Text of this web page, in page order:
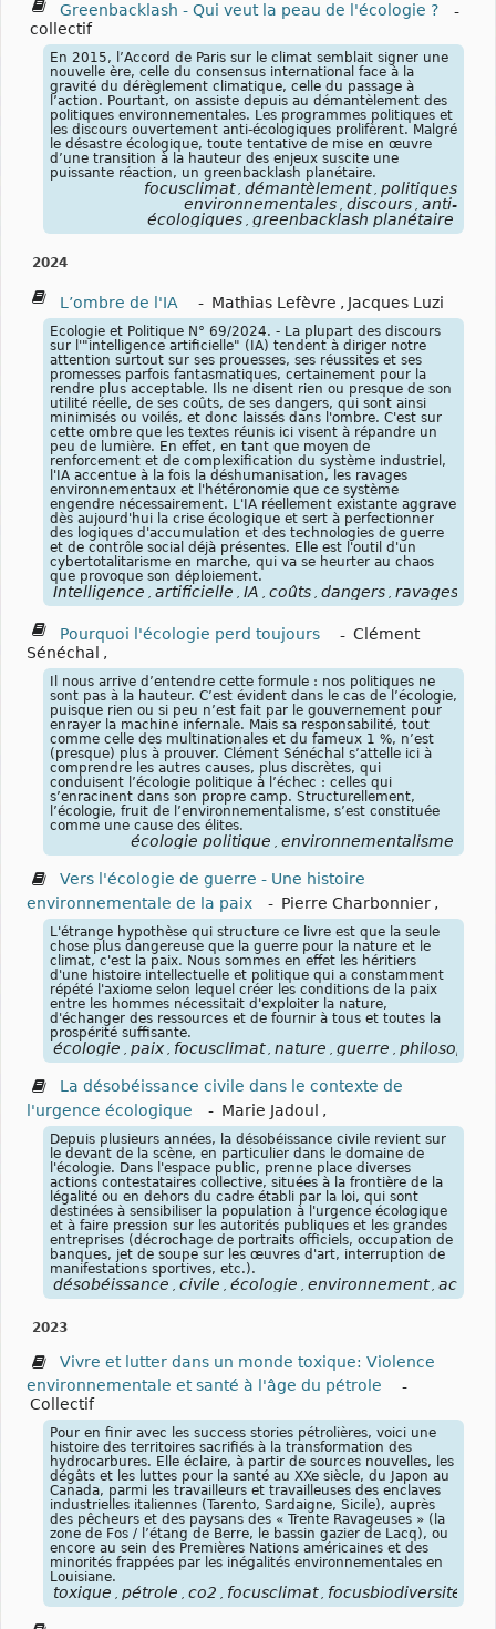
Greenbacklash - Qui veut la peau de l'écologie ?
-
collectif
En 2015, l’Accord de Paris sur le climat semblait signer une
nouvelle ère, celle du consensus international face à la
gravité du dérèglement climatique, celle du passage à
l’action. Pourtant, on assiste depuis au démantèlement des
politiques environnementales. Les programmes politiques et
les discours ouvertement anti-écologiques prolifèrent. Malgré
le désastre écologique, toute tentative de mise en œuvre
d’une transition à la hauteur des enjeux suscite une
puissante réaction, un greenbacklash planétaire.
focusclimat , démantèlement , politiques
environnementales , discours , anti-
écologiques , greenbacklash planétaire
2024
L’ombre de l'IA - Mathias Lefèvre , Jacques Luzi
Ecologie et Politique N° 69/2024. - La plupart des discours
sur l'"intelligence artificielle" (IA) tendent à diriger notre
attention surtout sur ses prouesses, ses réussites et ses
promesses parfois fantasmatiques, certainement pour la
rendre plus acceptable. Ils ne disent rien ou presque de son
utilité réelle, de ses coûts, de ses dangers, qui sont ainsi
minimisés ou voilés, et donc laissés dans l'ombre. C'est sur
cette ombre que les textes réunis ici visent à répandre un
peu de lumière. En effet, en tant que moyen de
renforcement et de complexification du système industriel,
l'IA accentue à la fois la déshumanisation, les ravages
environnementaux et l'hétéronomie que ce système
engendre nécessairement. L'IA réellement existante aggrave
dès aujourd'hui la crise écologique et sert à perfectionner
des logiques d'accumulation et des technologies de guerre
et de contrôle social déjà présentes. Elle est l'outil d'un
cybertotalitarisme en marche, qui va se heurter au chaos
que provoque son déploiement.
Intelligence artificielle IA coûts dangers ravages
Pourquoi l'écologie perd toujours - Clément
Sénéchal ,
Il nous arrive d’entendre cette formule : nos politiques ne
sont pas à la hauteur. C’est évident dans le cas de l’écologie,
puisque rien ou si peu n’est fait par le gouvernement pour
enrayer la machine infernale. Mais sa responsabilité, tout
comme celle des multinationales et du fameux 1 %, n’est
(presque) plus à prouver. Clément Sénéchal s’attelle ici à
comprendre les autres causes, plus discrètes, qui
conduisent l’écologie politique à l’échec : celles qui
s’enracinent dans son propre camp. Structurellement,
l’écologie, fruit de l’environnementalisme, s’est constituée
comme une cause des élites.
écologie politique , environnementalisme
Vers l'écologie de guerre - Une histoire
environnementale de la paix
- Pierre Charbonnier ,
L'étrange hypothèse qui structure ce livre est que la seule
chose plus dangereuse que la guerre pour la nature et le
climat, c'est la paix. Nous sommes en effet les héritiers
d'une histoire intellectuelle et politique qui a constamment
répété l'axiome selon lequel créer les conditions de la paix
entre les hommes nécessitait d'exploiter la nature,
d'échanger des ressources et de fournir à tous et toutes la
prospérité suffisante.
écologie paix focusclimat nature guerre philosophie
La désobéissance civile dans le contexte de
l'urgence écologique
- Marie Jadoul ,
Depuis plusieurs années, la désobéissance civile revient sur
le devant de la scène, en particulier dans le domaine de
l'écologie. Dans l'espace public, prenne place diverses
actions contestataires collective, situées à la frontière de la
légalité ou en dehors du cadre établi par la loi, qui sont
destinées à sensibiliser la population à l'urgence écologique
et à faire pression sur les autorités publiques et les grandes
entreprises (décrochage de portraits officiels, occupation de
banques, jet de soupe sur les œuvres d'art, interruption de
manifestations sportives, etc.).
désobéissance civile écologie environnement
2023
Vivre et lutter dans un monde toxique: Violence
environnementale et santé à l'âge du pétrole
-
Collectif
Pour en finir avec les success stories pétrolières, voici une
histoire des territoires sacrifiés à la transformation des
hydrocarbures. Elle éclaire, à partir de sources nouvelles, les
dégâts et les luttes pour la santé au XXe siècle, du Japon au
Canada, parmi les travailleurs et travailleuses des enclaves
industrielles italiennes (Tarento, Sardaigne, Sicile), auprès
des pêcheurs et des paysans des « Trente Ravageuses » (la
zone de Fos / l’étang de Berre, le bassin gazier de Lacq), ou
encore au sein des Premières Nations américaines et des
minorités frappées par les inégalités environnementales en
Louisiane.
toxique , pétrole , co2 , focusclimat , focusbiodiversité